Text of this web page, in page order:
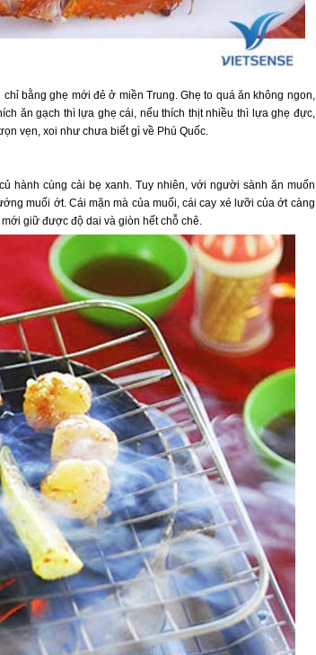
chỉ bằng ghẹ mới đẻ ở miền Trung. Ghẹ to quá ăn không ngon,
ăn gạch thì lựa ghẹ cái, nếu thích thịt nhiều thì lựa ghẹ đực,
vẹn, xoi như chưa biết gì về Phú Quốc.
hành cùng cải bẹ xanh. Tuy nhiên, với người sành ăn muốn
muối ớt. Cái mặn mà của muối, cái cay xé lưỡi của ớt càng
giữ được độ dai và giòn hết chỗ chê.